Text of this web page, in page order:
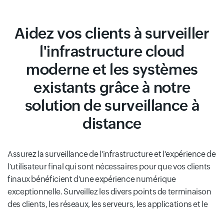
Aidez vos clients à surveiller
l'infrastructure cloud
moderne et les systèmes
existants grâce à notre
solution de surveillance à
distance
Assurez la surveillance de l'infrastructure et l'expérience de
l'utilisateur final qui sont nécessaires pour que vos clients
finaux bénéficient d'une expérience numérique
exceptionnelle. Surveillez les divers points de terminaison
des clients, les réseaux, les serveurs, les applications et le